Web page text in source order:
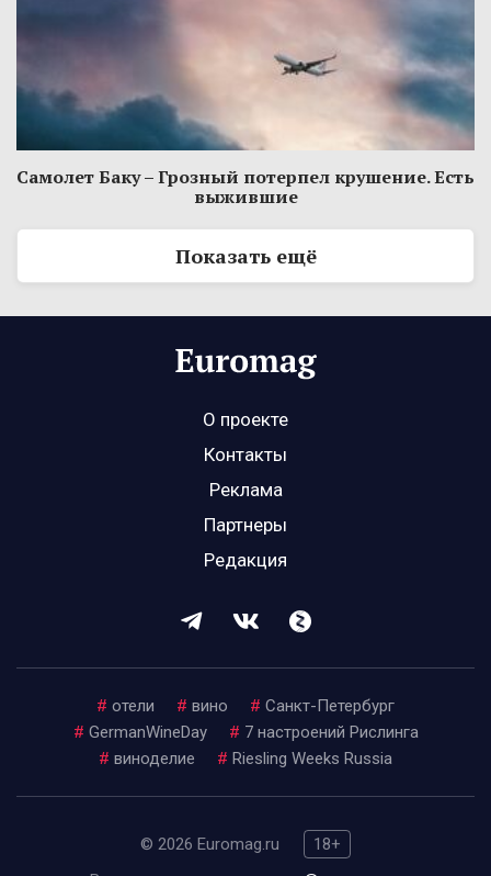
Самолет Баку – Грозный потерпел крушение. Есть
выжившие
Показать ещё
О проекте
Контакты
Реклама
Партнеры
Редакция
# отели # вино # Санкт-Петербург
# GermanWineDay # 7 настроений Рислинга
# виноделие # Riesling Weeks Russia
© 2026 Euromag.ru
18+